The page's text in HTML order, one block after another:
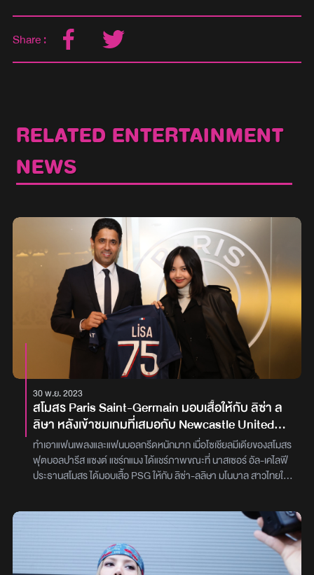
Share :
RELATED ENTERTAINMENT
NEWS
30 พ.ย. 2023
สโมสร Paris Saint-Germain มอบเสื้อให้กับ ลิซ่า ล
ลิษา หลังเข้าชมเกมที่เสมอกับ Newcastle United
1:1
ทำเอาแฟนเพลงและแฟนบอลกรีดหนักมาก เมื่อโซเชียลมีเดียของสโมสร
ฟุตบอลปารีส แซงต์ แชร์กแมง ได้แชร์ภาพขณะที่ นาสเซอร์ อัล-เคไลฟี
ประธานสโมสร ได้มอบเสื้อ PSG ให้กับ ลิซ่า-ลลิษา มโนบาล สาวไทยใน
ประตูในการแข่งขันยูฟ่าแชมเปียนส์ลีกนัดที่ผ่านมาบนเสื้อมีการพิมพ์ชื่อ
LISA พร้อมกับหมายเลข 75 อีกทั้งยังมีข้อความต้อนรับเป็นภาษา
เกาหลีด้วยด้วย “วันนี้เรามีแขกพิเศษ ในการแข่งขันยูฟ่า แชมเปี้ยนส์ ลีก
ที่สนามปาร์ค เดส์ แปรงส์ เมื่อคืนวันอังคารที่ผ่านมา ยินดีต้อนรับลิ
ซ่า”ภาพ : Paris Saint-Germain